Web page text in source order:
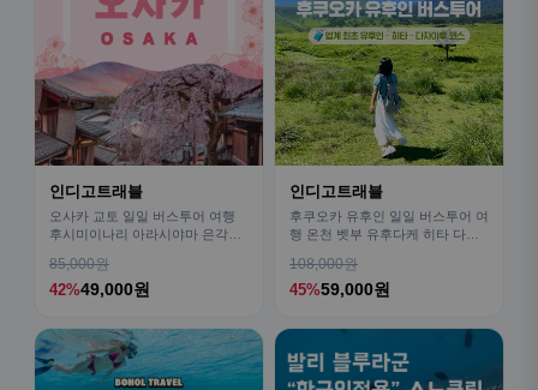
인디고트래블
오사카 교토 일일 버스투어 여행
후시미이나리 아라시야마 은각사
85,000원
42%49,000원
인디고트래블
후쿠오카 유후인 일일 버스투어 여
행 온천 벳부 유후다케 히타 다자
108,000원
45%59,000원